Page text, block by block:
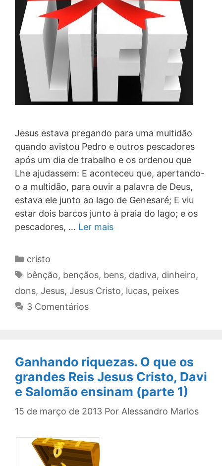
Jesus estava pregando para uma multidão
quando avistou Pedro e outros pescadores
após um dia de trabalho e os ordenou que
Lhe ajudassem: E aconteceu que, apertando-
o a multidão, para ouvir a palavra de Deus,
estava ele junto ao lago de Genesaré; E viu
estar dois barcos junto à praia do lago; e os
pescadores, … Ler mais
Categorias
cristo
Tags
bênção, bençãos, bens, dadiva, dinheiro,
dons, Jesus, Jesus Cristo, lucas, peixes
3 Comentários
Ganhando riquezas. O que os
grandes Reis Jesus Cristo, Davi
e Salomão ensinam (parte 1)
15 de março de 2013 Por Alessandro Marlos